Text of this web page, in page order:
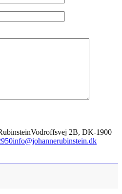
Vodroffsvej 2B, DK-1900
info@johannerubinstein.dk